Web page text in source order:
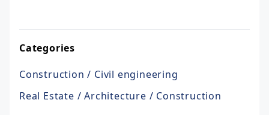
Categories
Construction / Civil engineering
Real Estate / Architecture / Construction